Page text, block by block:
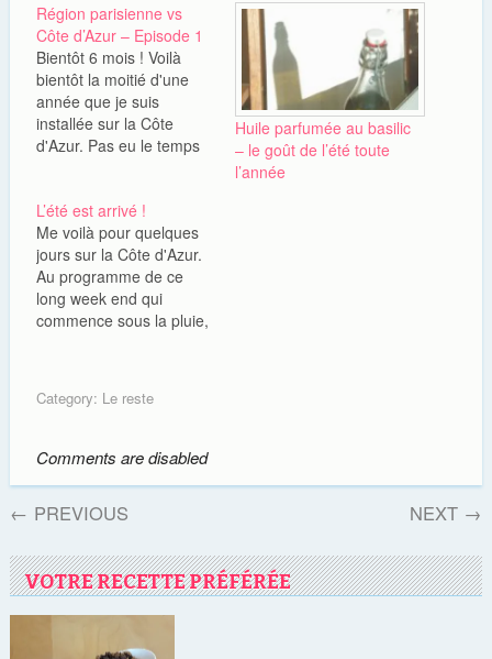
Région parisienne vs
Côte d’Azur – Episode 1
Bientôt 6 mois ! Voilà
bientôt la moitié d'une
année que je suis
installée sur la Côte
d'Azur. Pas eu le temps
nouveau boulot et
l'accident de Chéri, les
jours sont passés vite.
Mais à la veille des fêtes
de fin…
Huile parfumée au basilic
– le goût de l’été toute
l’année
L’été est arrivé !
Me voilà pour quelques
jours sur la Côte d'Azur.
Au programme de ce
long week end qui
commence sous la pluie,
Antoine. Samedi, une
sentir mais le soleil est là
Category: Le reste
Comments are disabled
← PREVIOUS NEXT →
VOTRE RECETTE PRÉFÉRÉE